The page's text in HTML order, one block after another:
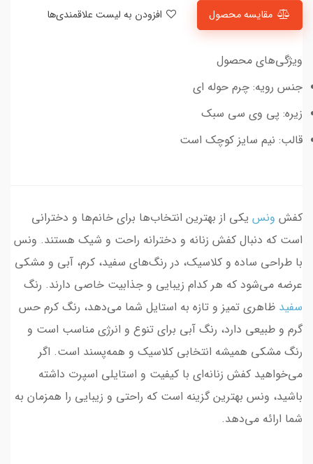
مقایسه محصول
ویژگی‌های محصول
جنس رویه: چرم حوله ای
زیره: پی وی سی سبک
قالب: نیم سایز کوچک است
کفش ونس یکی از بهترین انتخاب‌ها برای خانم‌ها و دخترانی
است که دنبال کفش زنانه و دخترانه راحت و شیک هستند. ونس
با طراحی ساده و کلاسیک، در رنگ‌های سفید، کرم، آبی و مشکی
عرضه می‌شود که هر کدام زیبایی و جذابیت خاصی دارند. رنگ
سفید ظاهری تمیز و تازه به استایل شما می‌دهد، رنگ کرم حس
گرم و طبیعی دارد، رنگ آبی برای تنوع و انرژی مناسب است و
رنگ مشکی همیشه انتخابی کلاسیک و همه‌پسند است. اگر
می‌خواهید کفش زنانه‌ای با کیفیت و استایلی اسپرت داشته
باشید، ونس بهترین گزینه است که راحتی و زیبایی را همزمان به
شما ارائه می‌دهد.